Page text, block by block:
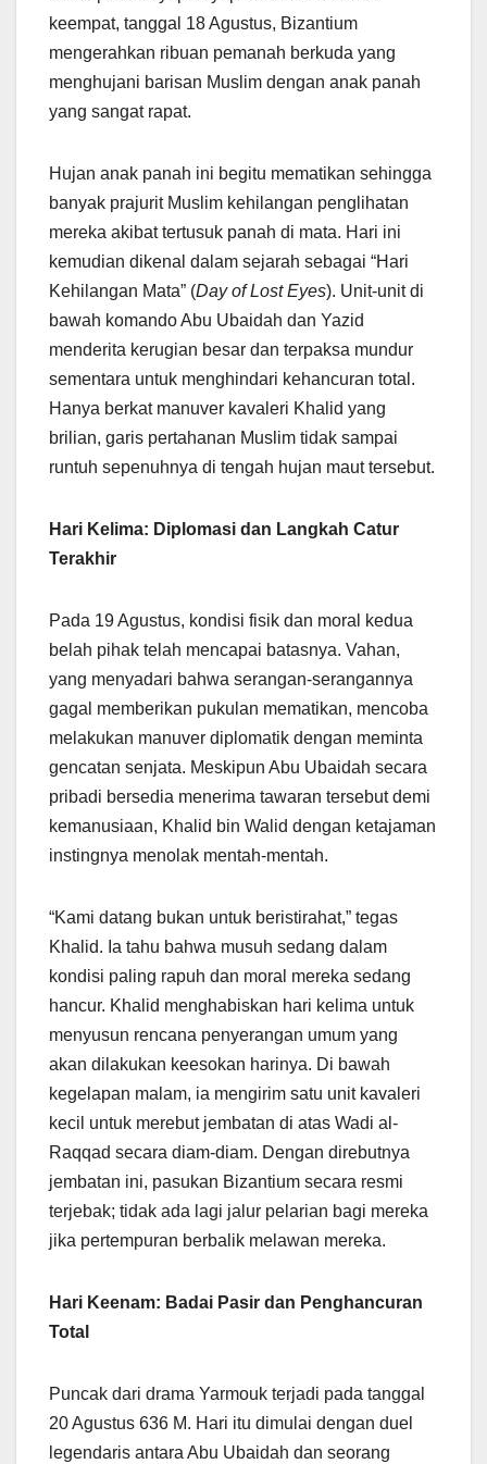
keempat, tanggal 18 Agustus, Bizantium
mengerahkan ribuan pemanah berkuda yang
menghujani barisan Muslim dengan anak panah
yang sangat rapat.
Hujan anak panah ini begitu mematikan sehingga
banyak prajurit Muslim kehilangan penglihatan
mereka akibat tertusuk panah di mata. Hari ini
kemudian dikenal dalam sejarah sebagai “Hari
Kehilangan Mata” (Day of Lost Eyes). Unit-unit di
bawah komando Abu Ubaidah dan Yazid
menderita kerugian besar dan terpaksa mundur
sementara untuk menghindari kehancuran total.
Hanya berkat manuver kavaleri Khalid yang
brilian, garis pertahanan Muslim tidak sampai
runtuh sepenuhnya di tengah hujan maut tersebut.
Hari Kelima: Diplomasi dan Langkah Catur
Terakhir
Pada 19 Agustus, kondisi fisik dan moral kedua
belah pihak telah mencapai batasnya. Vahan,
yang menyadari bahwa serangan-serangannya
gagal memberikan pukulan mematikan, mencoba
melakukan manuver diplomatik dengan meminta
gencatan senjata. Meskipun Abu Ubaidah secara
pribadi bersedia menerima tawaran tersebut demi
kemanusiaan, Khalid bin Walid dengan ketajaman
instingnya menolak mentah-mentah.
“Kami datang bukan untuk beristirahat,” tegas
Khalid. Ia tahu bahwa musuh sedang dalam
kondisi paling rapuh dan moral mereka sedang
hancur. Khalid menghabiskan hari kelima untuk
menyusun rencana penyerangan umum yang
akan dilakukan keesokan harinya. Di bawah
kegelapan malam, ia mengirim satu unit kavaleri
kecil untuk merebut jembatan di atas Wadi al-
Raqqad secara diam-diam. Dengan direbutnya
jembatan ini, pasukan Bizantium secara resmi
terjebak; tidak ada lagi jalur pelarian bagi mereka
jika pertempuran berbalik melawan mereka.
Hari Keenam: Badai Pasir dan Penghancuran
Total
Puncak dari drama Yarmouk terjadi pada tanggal
20 Agustus 636 M. Hari itu dimulai dengan duel
legendaris antara Abu Ubaidah dan seorang